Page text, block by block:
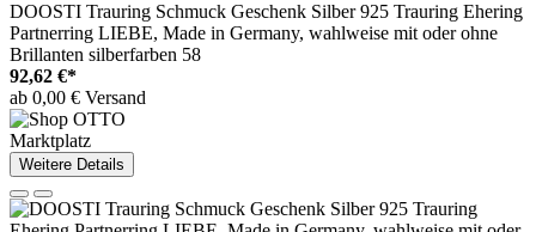
DOOSTI Trauring Schmuck Geschenk Silber 925 Trauring Ehering
Partnerring LIEBE, Made in Germany, wahlweise mit oder ohne
Brillanten silberfarben 58
92,62 €*
ab 0,00 € Versand
Marktplatz
Weitere Details